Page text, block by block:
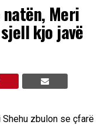
Meri
kjo javë